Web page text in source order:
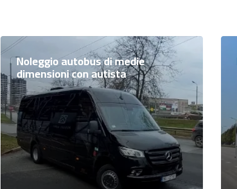
Noleggio autobus di medie
dimensioni con autista